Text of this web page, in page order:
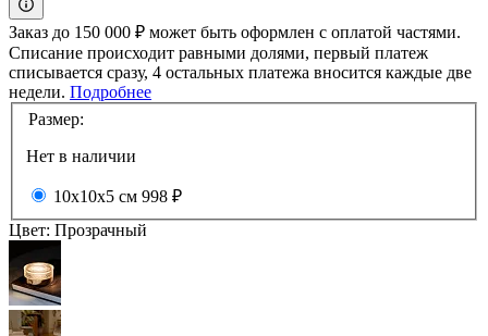
Заказ до 150 000 ₽ может быть оформлен с оплатой частями.
Списание происходит равными долями, первый платеж
списывается сразу, 4 остальных платежа вносится каждые две
недели. Подробнее
Размер:
Нет в наличии
10x10x5 см 998 ₽
Цвет: Прозрачный